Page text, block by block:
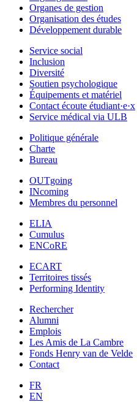
Organes de gestion
Organisation des études
Développement durable
Service social
Inclusion
Diversité
Soutien psychologique
Équipements et matériel
Contact écoute étudiant·e·x
Service médical via ULB
Politique générale
Charte
Bureau
OUTgoing
INcoming
Membres du personnel
ELIA
Cumulus
ENCoRE
ECART
Territoires tissés
Performing Identity
Rechercher
Alumni
Emplois
Les Amis de La Cambre
Fonds Henry van de Velde
Contact
FR
EN